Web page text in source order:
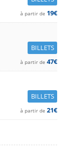
à partir de 19€
BILLETS
à partir de 47€
BILLETS
à partir de 21€